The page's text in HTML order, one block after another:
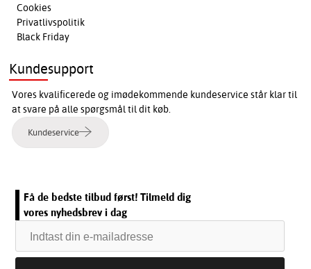
Cookies
Privatlivspolitik
Black Friday
Kundesupport
Vores kvalificerede og imødekommende kundeservice står klar til
at svare på alle spørgsmål til dit køb.
Kundeservice
Få de bedste tilbud først! Tilmeld dig
vores nyhedsbrev i dag